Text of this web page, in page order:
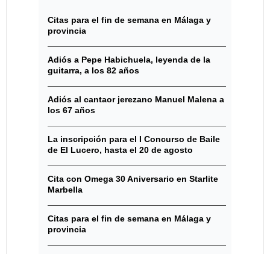
Citas para el fin de semana en Málaga y
provincia
Adiós a Pepe Habichuela, leyenda de la
guitarra, a los 82 años
Adiós al cantaor jerezano Manuel Malena a
los 67 años
La inscripción para el I Concurso de Baile
de El Lucero, hasta el 20 de agosto
Cita con Omega 30 Aniversario en Starlite
Marbella
Citas para el fin de semana en Málaga y
provincia